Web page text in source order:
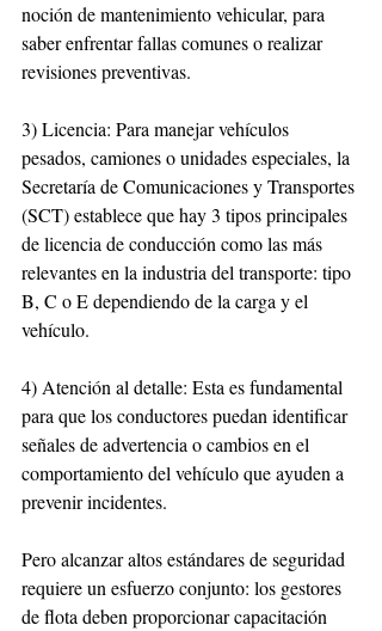
noción de mantenimiento vehicular, para
saber enfrentar fallas comunes o realizar
revisiones preventivas.
3) Licencia: Para manejar vehículos
pesados, camiones o unidades especiales, la
Secretaría de Comunicaciones y Transportes
(SCT) establece que hay 3 tipos principales
de licencia de conducción como las más
relevantes en la industria del transporte: tipo
B, C o E dependiendo de la carga y el
vehículo.
4) Atención al detalle: Esta es fundamental
para que los conductores puedan identificar
señales de advertencia o cambios en el
comportamiento del vehículo que ayuden a
prevenir incidentes.
Pero alcanzar altos estándares de seguridad
requiere un esfuerzo conjunto: los gestores
de flota deben proporcionar capacitación